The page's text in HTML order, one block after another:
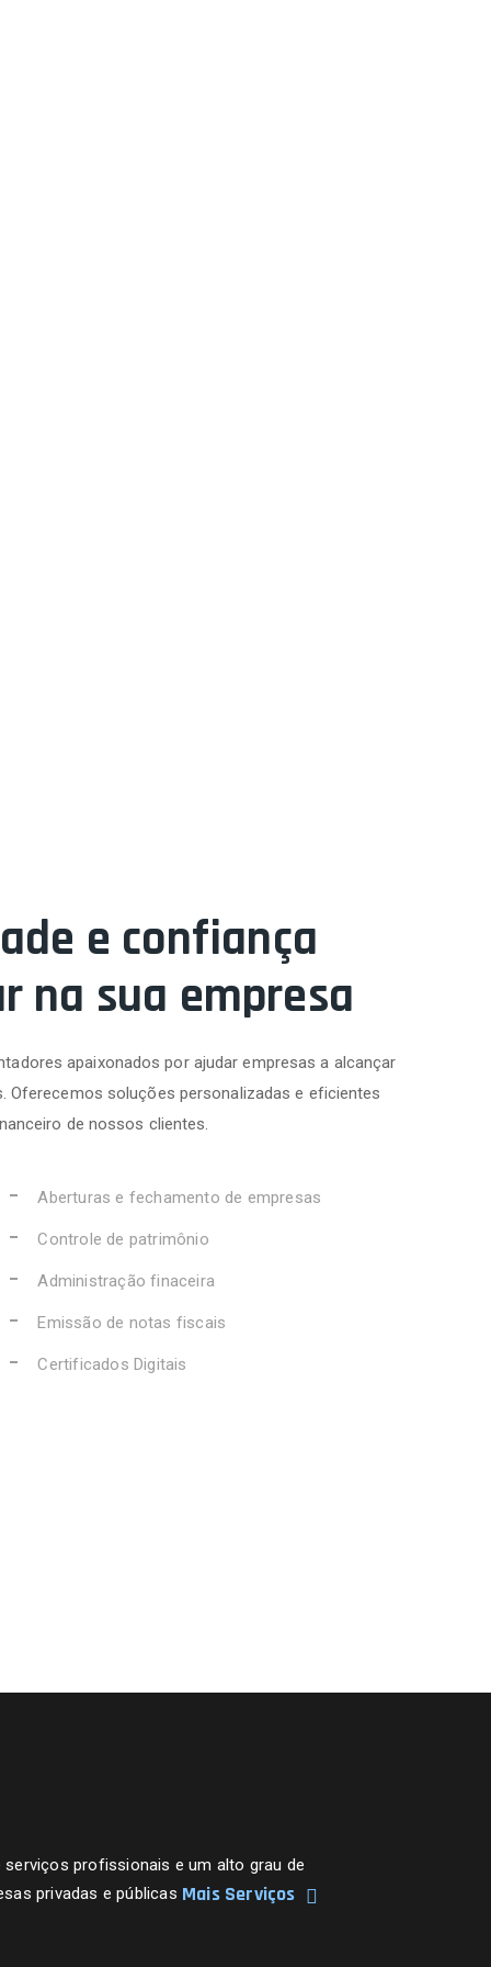
e confiança
na sua empresa
apaixonados por ajudar empresas a alcançar
Oferecemos soluções personalizadas e eficientes
de nossos clientes.
Aberturas e fechamento de empresas
Controle de patrimônio
Administração finaceira
Emissão de notas fiscais
Certificados Digitais
profissionais e um alto grau de
privadas e públicas Mais Serviços